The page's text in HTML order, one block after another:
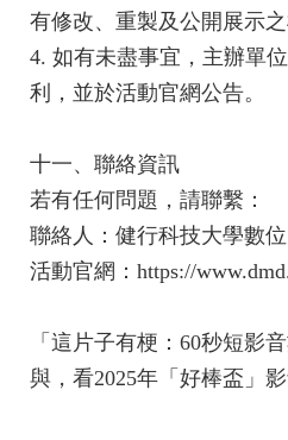
有修改、重製及公開展示之
4. 如有未盡事宜，主辦單
利，並於活動官網公告。
十一、聯絡資訊
若有任何問題，請聯繫：
聯絡人：健行科技大學數
活動官網：https://
「這片子有梗：60秒短影
與，看2025年「好棒盃」